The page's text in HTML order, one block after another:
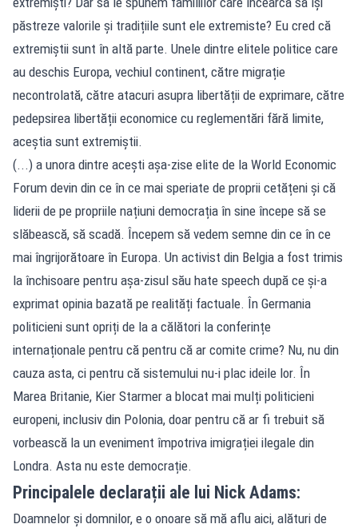
păstreze valorile și tradițiile sunt ele extremiste? Eu cred că
extremiștii sunt în altă parte. Unele dintre elitele politice care
au deschis Europa, vechiul continent, către migrație
necontrolată, către atacuri asupra libertății de exprimare, către
pedepsirea libertății economice cu reglementări fără limite,
aceștia sunt extremiștii.
(...) a unora dintre acești așa-zise elite de la World Economic
Forum devin din ce în ce mai speriate de proprii cetățeni și că
liderii de pe propriile națiuni democrația în sine începe să se
slăbească, să scadă. Începem să vedem semne din ce în ce
mai îngrijorătoare în Europa. Un activist din Belgia a fost trimis
la închisoare pentru așa-zisul său hate speech după ce și-a
exprimat opinia bazată pe realități factuale. În Germania
politicieni sunt opriți de la a călători la conferințe
internaționale pentru că pentru că ar comite crime? Nu, nu din
cauza asta, ci pentru că sistemului nu-i plac ideile lor. În
Marea Britanie, Kier Starmer a blocat mai mulți politicieni
europeni, inclusiv din Polonia, doar pentru că ar fi trebuit să
vorbească la un eveniment împotriva imigrației ilegale din
Londra. Asta nu este democrație.
Principalele declarații ale lui Nick Adams:
Doamnelor și domnilor, e o onoare să mă aflu aici, alături de